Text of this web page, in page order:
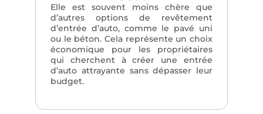
Elle est souvent moins chère que
d’autres options de revêtement
d’entrée d’auto, comme le pavé uni
ou le béton. Cela représente un choix
économique pour les propriétaires
qui cherchent à créer une entrée
d’auto attrayante sans dépasser leur
budget.